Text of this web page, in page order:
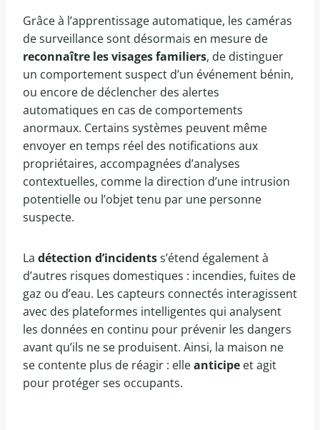
Grâce à l’apprentissage automatique, les caméras
de surveillance sont désormais en mesure de
reconnaître les visages familiers, de distinguer
un comportement suspect d’un événement bénin,
ou encore de déclencher des alertes
automatiques en cas de comportements
anormaux. Certains systèmes peuvent même
envoyer en temps réel des notifications aux
propriétaires, accompagnées d’analyses
contextuelles, comme la direction d’une intrusion
potentielle ou l’objet tenu par une personne
suspecte.
La détection d’incidentss’étend également à
d’autres risques domestiques : incendies, fuites de
gaz ou d’eau. Les capteurs connectés interagissent
avec des plateformes intelligentes qui analysent
les données en continu pour prévenir les dangers
avant qu’ils ne se produisent. Ainsi, la maison ne
se contente plus de réagir : elleanticipe et agit
pour protéger ses occupants.